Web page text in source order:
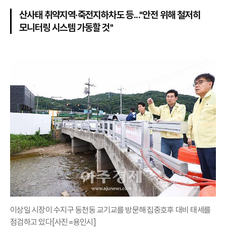
산사태 취약지역·죽전지하차도 등..."안전 위해 철저히
모니터링 시스템 가동할 것"
이상일 시장이 수지구 동천동 교기교를 방문해 집중호후 대비 태세를
점검하고 있다[사진=용인시]